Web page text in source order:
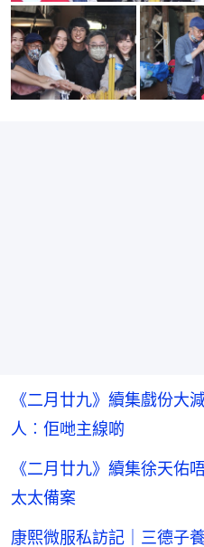
《二月廿九》續集戲份
人︰佢哋主線啲
《二月廿九》續集徐天
太太備案
康熙微服私訪記｜三德子